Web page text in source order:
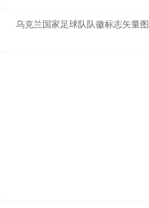
乌克兰国家足球队队徽标志矢量图